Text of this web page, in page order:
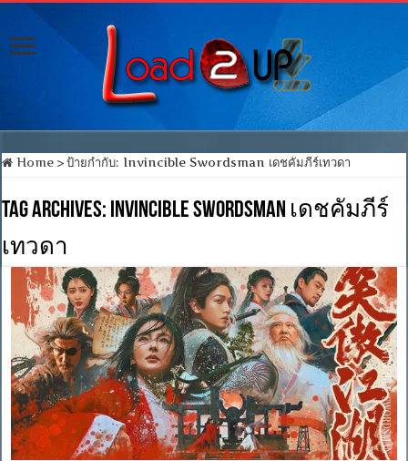
Home > ป้ายกำกับ:Invincible Swordsman เดชคัมภีร์เทวดา
Tag Archives: Invincible Swordsman เดชคัมภีร์
เทวดา